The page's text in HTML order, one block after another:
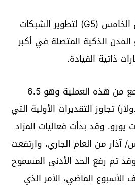
وسيتم استخدام الجيل الخامس (G5) لتطوير الشبكات
الذكية المتصلة في أكبر
ذاتية القيادة.
يذكر أن المبلغ الذي جمع من هذه العملية وهو 6.5
(7.3 مليار دولار) تجاوز التقديرات الأولية التي
3-5 مليارات يورو. وقد بدأت فعاليات المزاد
من العام الجاري، وارتفعت
وقد تم رفع الحد الأدنى المسموح
الماضي، الأمر الذي